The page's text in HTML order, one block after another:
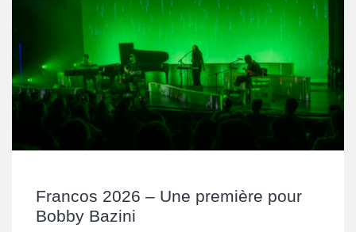
Francos 2026 – Une première pour
Bobby Bazini